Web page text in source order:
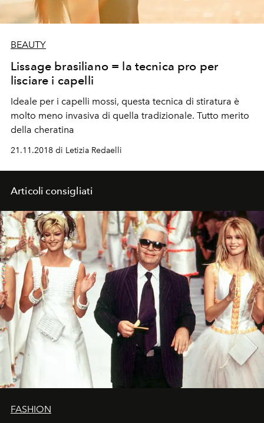
BEAUTY
Lissage brasiliano = la tecnica pro per
lisciare i capelli
Ideale per i capelli mossi, questa tecnica di stiratura è
molto meno invasiva di quella tradizionale. Tutto merito
della cheratina
21.11.2018 di Letizia Redaelli
Articoli consigliati
FASHION